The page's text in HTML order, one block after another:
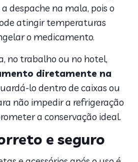
despache na mala, pois o
atingir temperaturas
o medicamento.
no trabalho ou no hotel,
diretamente na
lo dentro de caixas ou
não impedir a refrigeração
a conservação ideal.
e seguro